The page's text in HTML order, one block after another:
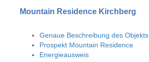
Mountain Residence Kirchberg
Genaue Beschreibung des Objekts
Prospekt Mountain Residence
Energieausweis